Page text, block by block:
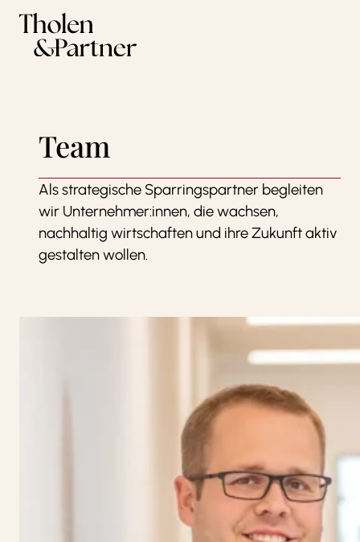
Zum Inhalt springen
Team
Als strategische Sparringspartner begleiten
wir Unternehmer:innen, die wachsen,
nachhaltig wirtschaften und ihre Zukunft aktiv
gestalten wollen.